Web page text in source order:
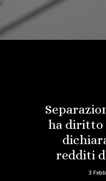
ha diritto
redditi
3